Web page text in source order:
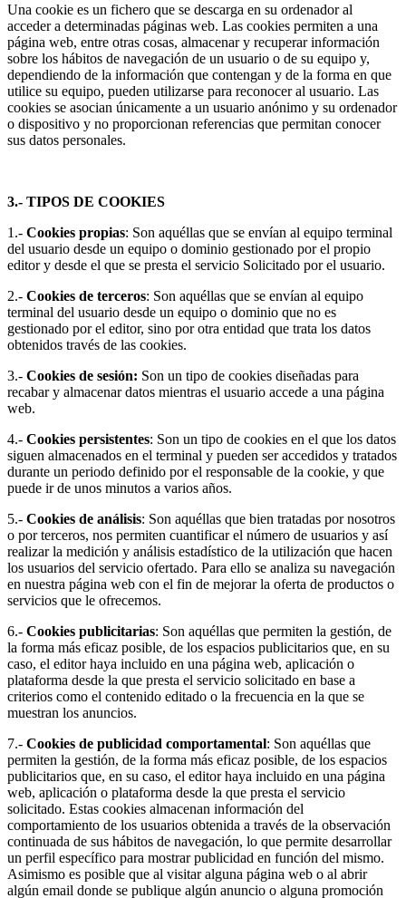
Una cookie es un fichero que se descarga en su ordenador al
acceder a determinadas páginas web. Las cookies permiten a una
página web, entre otras cosas, almacenar y recuperar información
sobre los hábitos de navegación de un usuario o de su equipo y,
dependiendo de la información que contengan y de la forma en que
utilice su equipo, pueden utilizarse para reconocer al usuario. Las
cookies se asocian únicamente a un usuario anónimo y su ordenador
o dispositivo y no proporcionan referencias que permitan conocer
sus datos personales.
3.- TIPOS DE COOKIES
1.- Cookies propias: Son aquéllas que se envían al equipo terminal
del usuario desde un equipo o dominio gestionado por el propio
editor y desde el que se presta el servicio Solicitado por el usuario.
2.- Cookies de terceros: Son aquéllas que se envían al equipo
terminal del usuario desde un equipo o dominio que no es
gestionado por el editor, sino por otra entidad que trata los datos
obtenidos través de las cookies.
3.- Cookies de sesión: Son un tipo de cookies diseñadas para
recabar y almacenar datos mientras el usuario accede a una página
web.
4.- Cookies persistentes: Son un tipo de cookies en el que los datos
siguen almacenados en el terminal y pueden ser accedidos y tratados
durante un periodo definido por el responsable de la cookie, y que
puede ir de unos minutos a varios años.
5.- Cookies de análisis: Son aquéllas que bien tratadas por nosotros
o por terceros, nos permiten cuantificar el número de usuarios y así
realizar la medición y análisis estadístico de la utilización que hacen
los usuarios del servicio ofertado. Para ello se analiza su navegación
en nuestra página web con el fin de mejorar la oferta de productos o
servicios que le ofrecemos.
6.- Cookies publicitarias: Son aquéllas que permiten la gestión, de
la forma más eficaz posible, de los espacios publicitarios que, en su
caso, el editor haya incluido en una página web, aplicación o
plataforma desde la que presta el servicio solicitado en base a
criterios como el contenido editado o la frecuencia en la que se
muestran los anuncios.
7.- Cookies de publicidad comportamental: Son aquéllas que
permiten la gestión, de la forma más eficaz posible, de los espacios
publicitarios que, en su caso, el editor haya incluido en una página
web, aplicación o plataforma desde la que presta el servicio
solicitado. Estas cookies almacenan información del
comportamiento de los usuarios obtenida a través de la observación
continuada de sus hábitos de navegación, lo que permite desarrollar
un perfil específico para mostrar publicidad en función del mismo.
Asimismo es posible que al visitar alguna página web o al abrir
algún email donde se publique algún anuncio o alguna promoción